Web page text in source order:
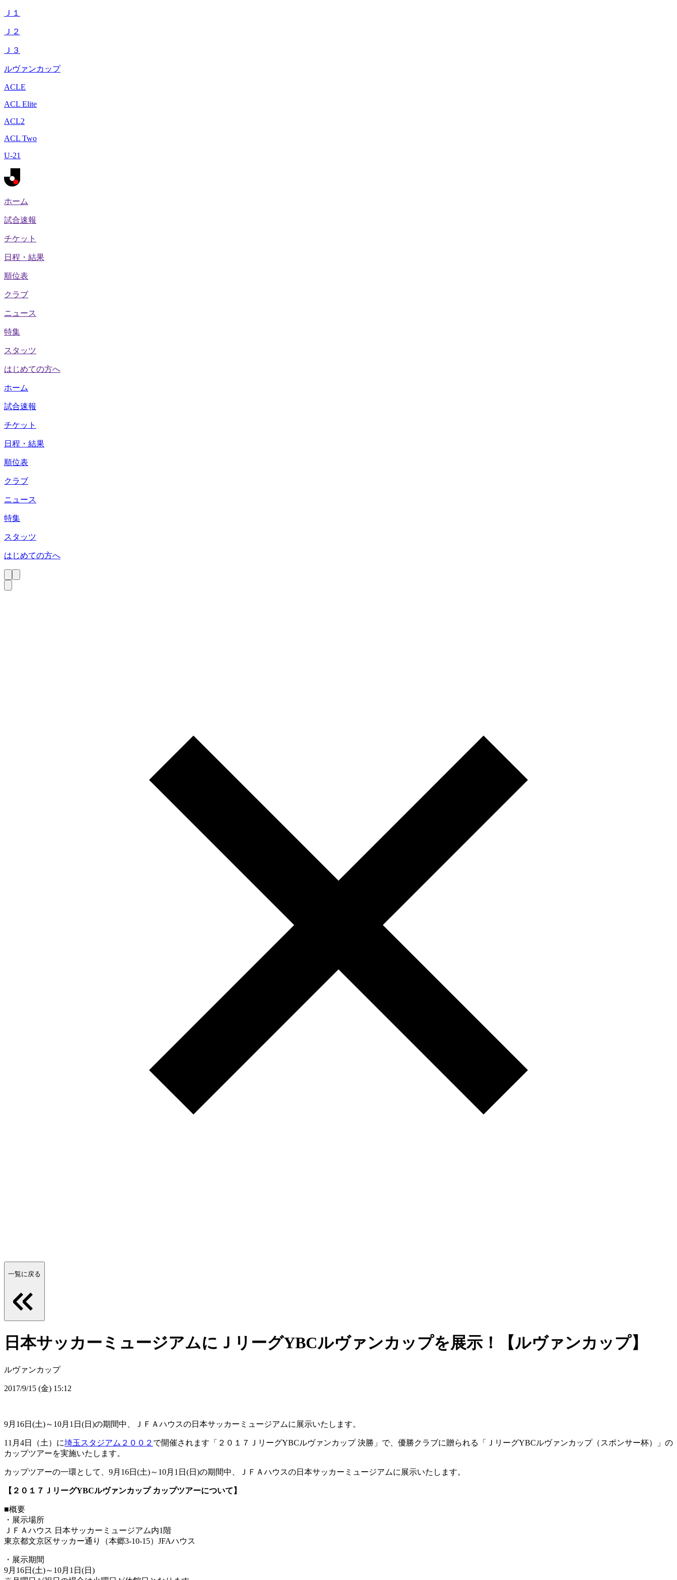
Ｊ１
Ｊ２
Ｊ３
ルヴァンカップ
ACLE
ACL Elite
ACL2
ACL Two
U-21
ホーム
試合速報
チケット
日程・結果
順位表
クラブ
ニュース
特集
スタッツ
はじめての方へ
ホーム
試合速報
チケット
日程・結果
順位表
クラブ
ニュース
特集
スタッツ
はじめての方へ
一覧に戻る
日本サッカーミュージアムにＪリーグYBCルヴァンカップを展示！【ルヴァンカップ】
ルヴァンカップ
2017/9/15 (金) 15:12
9月16日(土)～10月1日(日)の期間中、ＪＦＡハウスの日本サッカーミュージアムに展示いたします。
11月4日（土）に埼玉スタジアム２００２ で開催されます「２０１７ＪリーグYBCルヴァンカップ 決勝」で、優勝クラブに贈られる「ＪリーグYBCルヴァンカップ（スポンサー杯）」の
カップツアーを実施いたします。
カップツアーの一環として、9月16日(土)～10月1日(日)の期間中、ＪＦＡハウスの日本サッカーミュージアムに展示いたします。
【２０１７ＪリーグYBCルヴァンカップ カップツアーについて】
■概要
・展示場所
ＪＦＡハウス 日本サッカーミュージアム内1階
東京都文京区サッカー通り（本郷3-10-15）JFAハウス
・展示期間
9月16日(土)～10月1日(日)